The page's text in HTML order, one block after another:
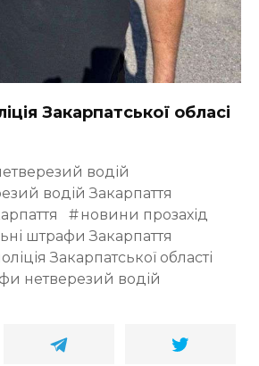
Закарпатської обласі
водій
водій Закарпаття
новини прозахід
штрафи Закарпаття
Закарпатської області
нетверезий водій